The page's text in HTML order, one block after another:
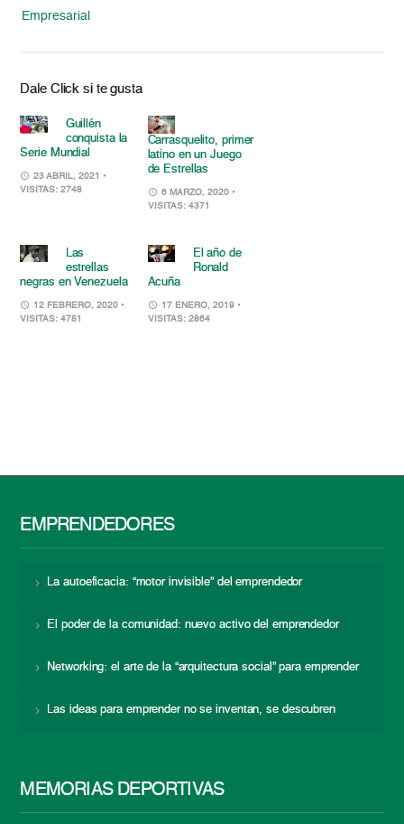
Empresarial
Dale Click si te gusta
Guillén
conquista la
Serie Mundial
23 ABRIL, 2021 •
VISITAS: 2748
Carrasquelito, primer
latino en un Juego
de Estrellas
6 MARZO, 2020 •
VISITAS: 4371
Las
estrellas
negras en Venezuela
12 FEBRERO, 2020 •
VISITAS: 4781
El año de
Ronald
Acuña
17 ENERO, 2019 •
VISITAS: 2864
EMPRENDEDORES
La autoeficacia: “motor invisible” del emprendedor
El poder de la comunidad: nuevo activo del emprendedor
Networking: el arte de la “arquitectura social” para emprender
Las ideas para emprender no se inventan, se descubren
MEMORIAS DEPORTIVAS